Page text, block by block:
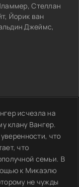
Стеллан
Йорик ван
Джеймс,
исчезла на
клану Вангер.
что
что
семьи. В
к Микаэлю
не чужды